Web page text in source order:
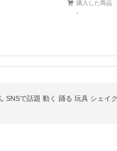
購入した商品
-
SNSで話題 動く 踊る 玩具 シェイ